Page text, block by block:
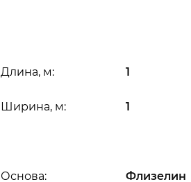
Длина, м: 1
Ширина, м: 1
Основа: Флизелин